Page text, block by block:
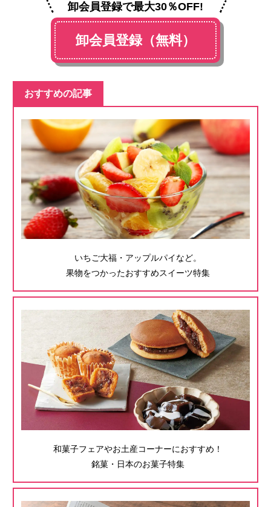
卸会員登録で最大30％OFF!
卸会員登録（無料）
おすすめの記事
いちご大福・アップルパイなど。
果物をつかったおすすめスイーツ特集
和菓子フェアやお土産コーナーにおすすめ！
銘菓・日本のお菓子特集